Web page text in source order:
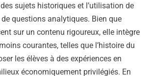
sujets historiques et l’utilisation de
questions analytiques. Bien que
sur un contenu rigoureux, elle intègre
courantes, telles que l’histoire du
les élèves à des expériences en
économiquement privilégiés. En